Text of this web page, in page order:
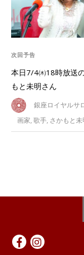
次回予告
本日7/4㈭18時放送
もと未明さん
銀座ロイヤルサ
画家,歌手, さかもと未